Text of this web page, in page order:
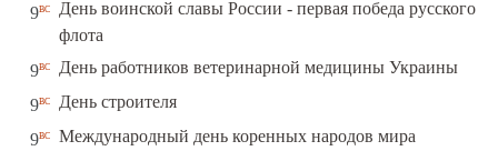
9вс
День воинской славы России - первая победа русского
флота
9вс День работников ветеринарной медицины Украины
9вс День строителя
9вс Международный день коренных народов мира